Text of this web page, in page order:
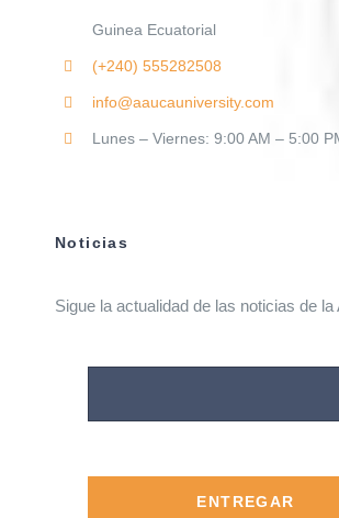
Guinea Ecuatorial
(+240) 555282508
info@aaucauniversity.com
Lunes – Viernes: 9:00 AM – 5:00
Noticias
Sigue la actualidad de las noticias de la
ENTREGAR